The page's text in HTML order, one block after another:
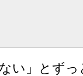
い」とず